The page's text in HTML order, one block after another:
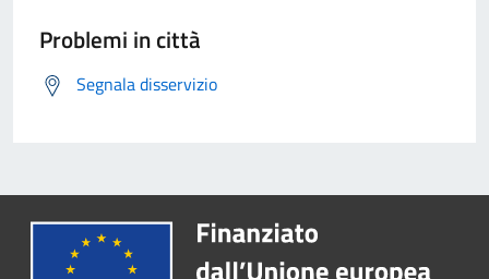
Problemi in città
Segnala disservizio